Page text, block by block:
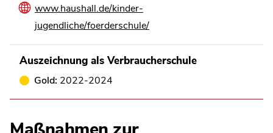
www.haushall.de/kinder-
jugendliche/foerderschule/
Auszeichnung als Verbraucherschule
Gold: 2022-2024